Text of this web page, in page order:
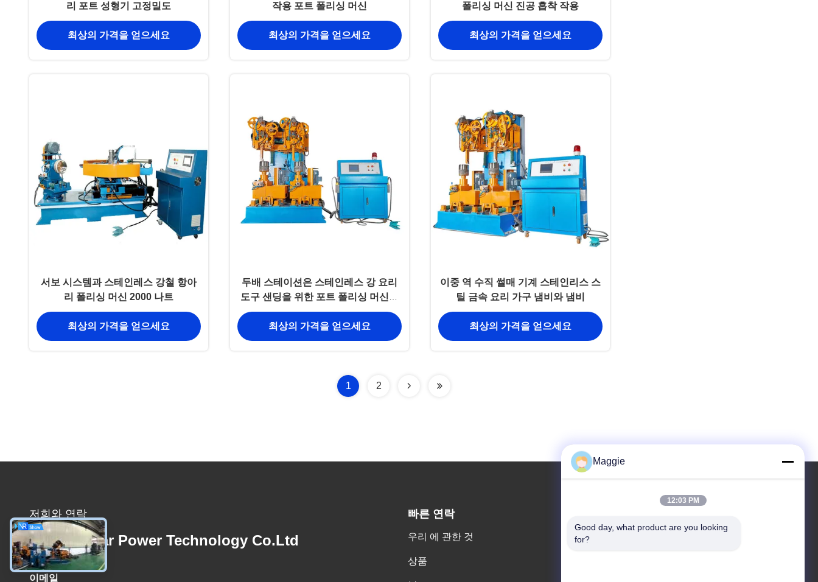
리 포트 성형기 고정밀도
최상의 가격을 얻으세요
작용 포트 폴리싱 머신
최상의 가격을 얻으세요
폴리싱 머신 진공 흡착 작용
최상의 가격을 얻으세요
서보 시스템과 스테인레스 강철 항아
리 폴리싱 머신 2000 나트
최상의 가격을 얻으세요
두배 스테이션은 스테인레스 강 요리
도구 샌딩을 위한 포트 폴리싱 머신을
직립시킵니다
최상의 가격을 얻으세요
이중 역 수직 썰매 기계 스테인리스 스
틸 금속 요리 가구 냄비와 냄비
최상의 가격을 얻으세요
1 2
저희와 연락
Foshan Star Power Technology Co.Ltd
이메일
빠른 연락
우리 에 관한 것
상품
주소
Maggie
12:03 PM
Good day, what product are you looking
for?